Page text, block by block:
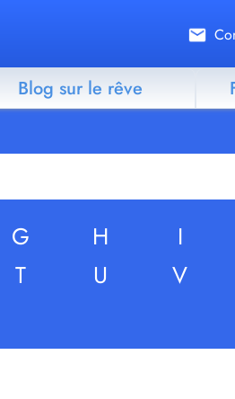
Blog sur le rêve
G H I
T U V